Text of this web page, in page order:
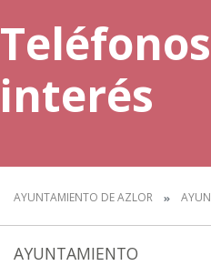
interés
AYUNTAMIENTO DE AZLOR
AYUNTAMIENTO